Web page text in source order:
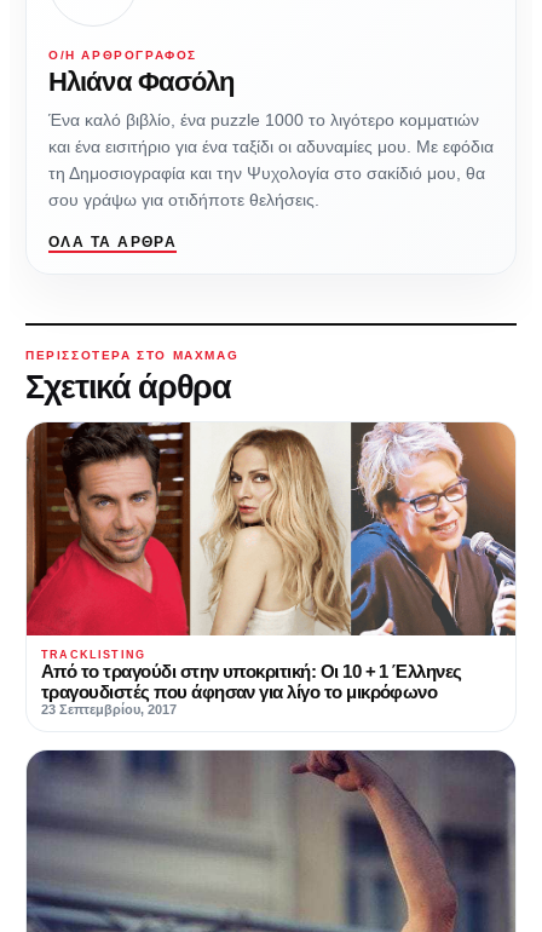
Ο/Η ΑΡΘΡΟΓΡΆΦΟΣ
Ηλιάνα Φασόλη
Ένα καλό βιβλίο, ένα puzzle 1000 το λιγότερο κομματιών
και ένα εισιτήριο για ένα ταξίδι οι αδυναμίες μου. Με εφόδια
τη Δημοσιογραφία και την Ψυχολογία στο σακίδιό μου, θα
σου γράψω για οτιδήποτε θελήσεις.
ΌΛΑ ΤΑ ΆΡΘΡΑ
ΠΕΡΙΣΣΌΤΕΡΑ ΣΤΟ MAXMAG
Σχετικά άρθρα
TRACKLISTING
Από το τραγούδι στην υποκριτική: Οι 10 + 1 Έλληνες
τραγουδιστές που άφησαν για λίγο το μικρόφωνο
23 Σεπτεμβρίου, 2017